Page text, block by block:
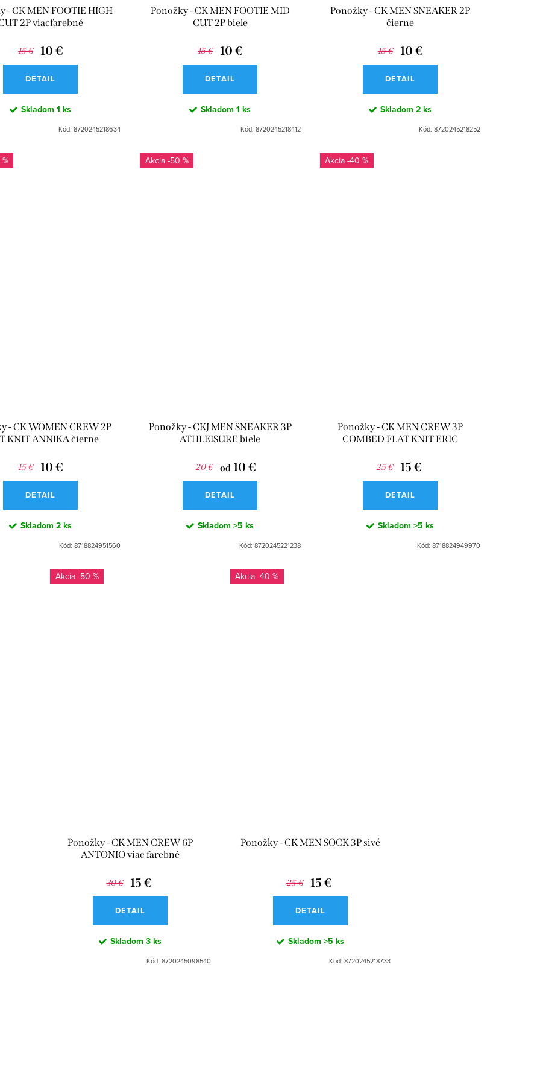
- CK MEN FOOTIE HIGH
2P viacfarebné
15 € 10 €
DETAIL
Skladom1 ks
Kód:8720245218634
Ponožky - CK MEN FOOTIE MID
CUT 2P biele
15 € 10 €
DETAIL
Skladom1 ks
Kód: 8720245218412
Ponožky - CK MEN SNEAKER 2P
čierne
15 € 10 €
DETAIL
Skladom 2 ks
Kód: 8720245218252
- CK WOMEN CREW 2P
KNIT ANNIKA čierne
15 € 10 €
DETAIL
Skladom2 ks
Kód:8718824951560
-50 %
Ponožky - CKJ MEN SNEAKER 3P
ATHLEISURE biele
20 € od 10 €
DETAIL
Skladom>5 ks
Kód: 8720245221238
-40 %
Ponožky - CK MEN CREW 3P
COMBED FLAT KNIT ERIC
25 € 15 €
DETAIL
Skladom >5 ks
Kód: 8718824949970
-50 %
Ponožky - CK MEN CREW 6P
ANTONIO viac farebné
30 € 15 €
DETAIL
Skladom3 ks
Kód: 8720245098540
-40 %
Ponožky - CK MEN SOCK 3P sivé
25 € 15 €
DETAIL
Skladom >5 ks
Kód: 8720245218733